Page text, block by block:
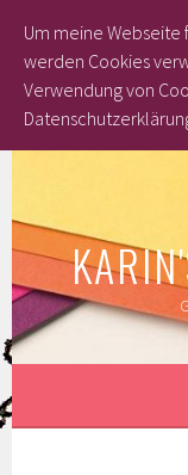
Inhalt
Um meine
werden Cookies
Verwendung von